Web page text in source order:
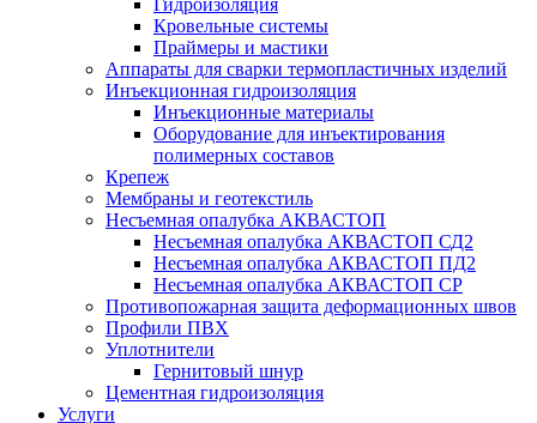
Гидроизоляция
Кровельные системы
Праймеры и мастики
Аппараты для сварки термопластичных изделий
Инъекционная гидроизоляция
Инъекционные материалы
Оборудование для инъектирования
полимерных составов
Крепеж
Мембраны и геотекстиль
Несъемная опалубка АКВАСТОП
Несъемная опалубка АКВАСТОП СД2
Несъемная опалубка АКВАСТОП ПД2
Несъемная опалубка АКВАСТОП СР
Противопожарная защита деформационных швов
Профили ПВХ
Уплотнители
Гернитовый шнур
Цементная гидроизоляция
Услуги